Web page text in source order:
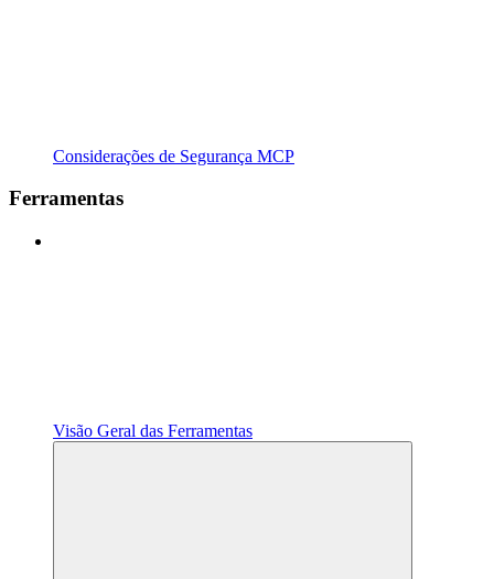
Considerações de Segurança MCP
Ferramentas
Visão Geral das Ferramentas